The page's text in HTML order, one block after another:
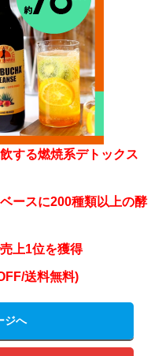
する燃焼系デトックス
ースに200種類以上の酵
上1位を獲得
送料無料)
ジへ